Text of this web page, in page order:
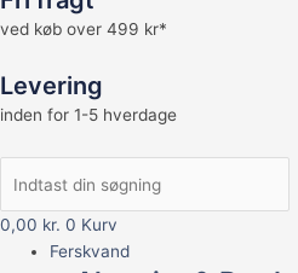
ved køb over 499 kr*
Levering
inden for 1-5 hverdage
0,00 kr. 0 Kurv
Ferskvand